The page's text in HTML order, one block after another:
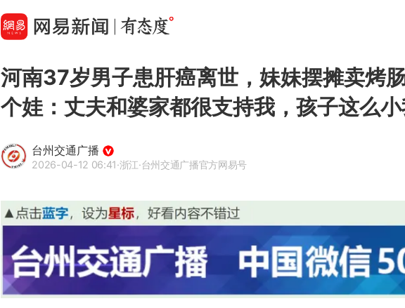
河南37岁男子患肝癌离世，妹妹摆摊卖烤
个娃：丈夫和婆家都很支持我，孩子这么
台州交通广播
2026-04-12 06:41·浙江·台州交通广播官方网易号